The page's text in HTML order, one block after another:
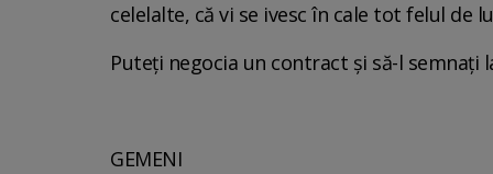
celelalte, că vi se ivesc în cale tot felul de
Puteți negocia un contract și să-l semnați
GEMENI